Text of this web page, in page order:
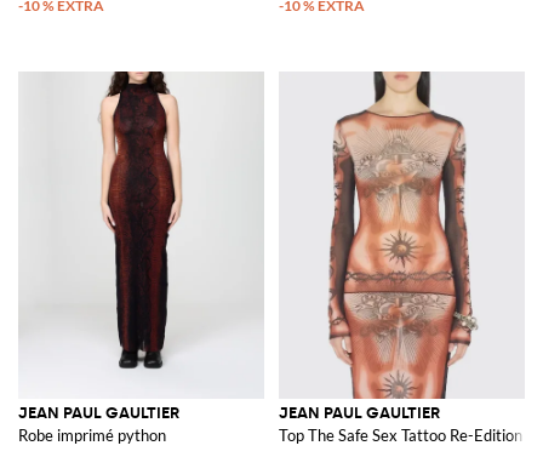
JEAN PAUL GAULTIER
Robe imprimé python
JEAN PAUL GAULTIER
Top The Safe Sex Tattoo Re-Edition